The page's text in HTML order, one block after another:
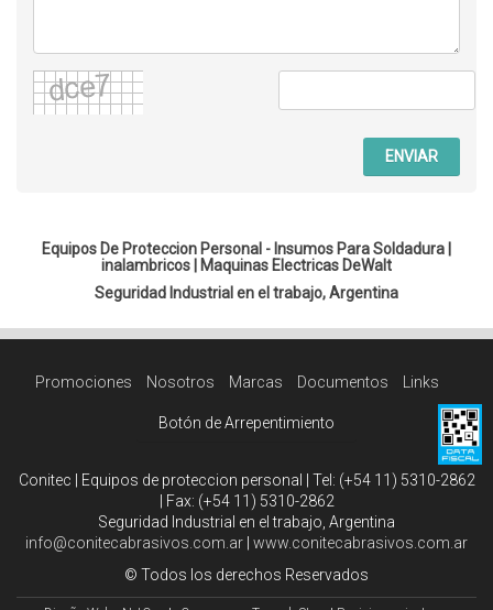
ENVIAR
Equipos De Proteccion Personal - Insumos Para Soldadura |
inalambricos
Maquinas Electricas DeWalt
Seguridad Industrial en el trabajo, Argentina
Promociones Nosotros Marcas Documentos Links
Botón de Arrepentimiento
Conitec | Equipos de proteccion personal | Tel: (+54 11) 5310-2862
| Fax: (+54 11) 5310-2862
Seguridad Industrial en el trabajo, Argentina
info@conitecabrasivos.com.ar www.conitecabrasivos.com.ar
© Todos los derechos Reservados